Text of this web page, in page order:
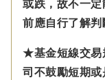
或跌，故不一
前應自行了解判
★基金短線交易
司不鼓勵短期